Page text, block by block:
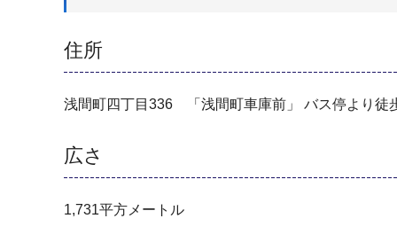
住所
浅間町四丁目336 「浅間町車庫前」 バス停より徒
広さ
1,731平方メートル